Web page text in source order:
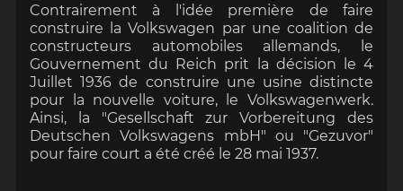
Contrairement à l'idée première de faire
construire la Volkswagen par une coalition de
constructeurs automobiles allemands, le
Gouvernement du Reich prit la décision le 4
Juillet 1936 de construire une usine distincte
pour la nouvelle voiture, le Volkswagenwerk.
Ainsi, la "Gesellschaft zur Vorbereitung des
Deutschen Volkswagens mbH" ou "Gezuvor"
pour faire court a été créé le 28 mai 1937.